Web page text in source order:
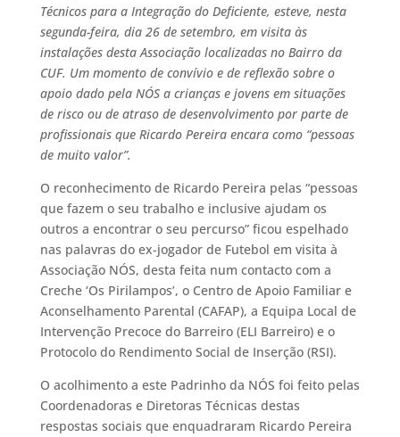
Técnicos para a Integração do Deficiente, esteve, nesta
segunda-feira, dia 26 de setembro, em visita às
instalações desta Associação localizadas no Bairro da
CUF. Um momento de convívio e de reflexão sobre o
apoio dado pela NÓS a crianças e jovens em situações
de risco ou de atraso de desenvolvimento por parte de
profissionais que Ricardo Pereira encara como “pessoas
de muito valor”.
O reconhecimento de Ricardo Pereira pelas “pessoas
que fazem o seu trabalho e inclusive ajudam os
outros a encontrar o seu percurso” ficou espelhado
nas palavras do ex-jogador de Futebol em visita à
Associação NÓS, desta feita num contacto com a
Creche ‘Os Pirilampos’, o Centro de Apoio Familiar e
Aconselhamento Parental (CAFAP), a Equipa Local de
Intervenção Precoce do Barreiro (ELI Barreiro) e o
Protocolo do Rendimento Social de Inserção (RSI).
O acolhimento a este Padrinho da NÓS foi feito pelas
Coordenadoras e Diretoras Técnicas destas
respostas sociais que enquadraram Ricardo Pereira